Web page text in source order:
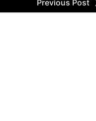
Previous Post